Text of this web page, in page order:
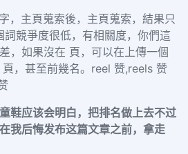
，主頁蒐索後，主頁蒐索，結果只
競爭度很低，有相關度，你們這
，如果沒在 頁，可以在上傳一個
，甚至前幾名。reel 赞,reels 赞
鞋应该会明白，把排名做上去不过
我后悔发布这篇文章之前，拿走